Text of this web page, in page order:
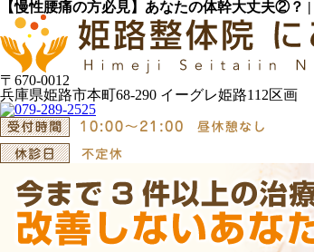
【慢性腰痛の方必見】あなたの体幹大丈夫②？ |
〒670-0012
兵庫県姫路市本町68-290 イーグレ姫路112区画